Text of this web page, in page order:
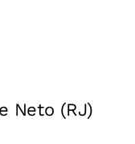
Neto (RJ)